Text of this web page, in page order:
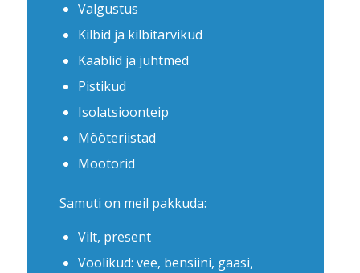
Valgustus
Kilbid ja kilbitarvikud
Kaablid ja juhtmed
Pistikud
Isolatsioonteip
Mõõteriistad
Mootorid
Samuti on meil pakkuda:
Vilt, present
Voolikud: vee, bensiini, gaasi,